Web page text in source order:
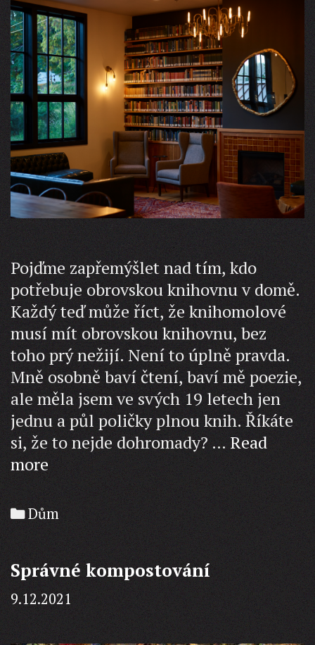
Pojďme zapřemýšlet nad tím, kdo
potřebuje obrovskou knihovnu v domě.
Každý teď může říct, že knihomolové
musí mít obrovskou knihovnu, bez
toho prý nežijí. Není to úplně pravda.
Mně osobně baví čtení, baví mě poezie,
ale měla jsem ve svých 19 letech jen
jednu a půl poličky plnou knih. Říkáte
si, že to nejde dohromady? … Read
more Knihovna
domě
je
MUST
HAVE
Categories
Dům
Správné kompostování
9.12.2021